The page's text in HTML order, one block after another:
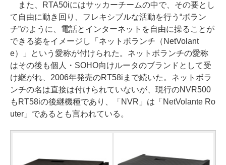
また、RTA50iにはサッカーチームの中で、その要とし
て自由に動き回り、フレキシブルな活動を行う“ボラン
チ”のように、電話とインターネットを自由に操ることが
できる姿をイメージし「ネットボランチ（NetVolant
e）」という愛称が付けられた。ネットボランチの愛称
はその後も個人・SOHO向けルータのブランドとして受
け継がれ、2006年発売のRT58iまで続いた。ネットボラ
ンチの名は直接は付けられていないが、現行のNVR500
もRT58iの後継機種であり、「NVR」は「NetVolante Ro
uter」であるとも言われている。